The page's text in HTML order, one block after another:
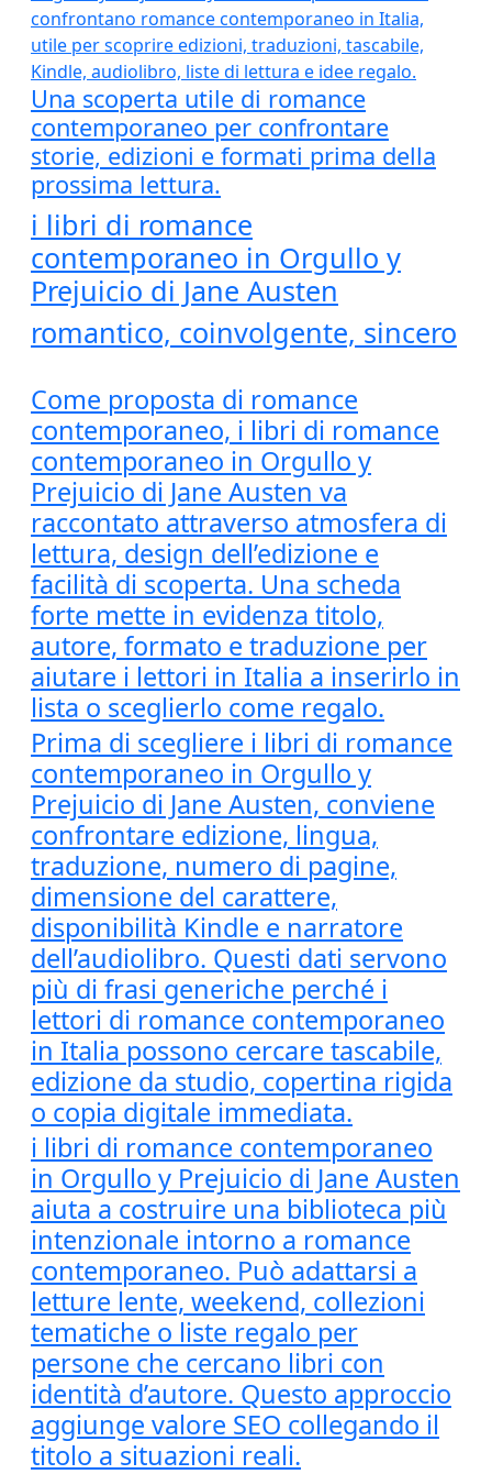
Una scoperta utile di romance
contemporaneo per confrontare
storie, edizioni e formati prima della
prossima lettura.
i libri di romance
contemporaneo in Orgullo y
Prejuicio di Jane Austen
romantico, coinvolgente, sincero
Come proposta di romance
contemporaneo, i libri di romance
contemporaneo in Orgullo y
Prejuicio di Jane Austen va
raccontato attraverso atmosfera di
lettura, design dell’edizione e
facilità di scoperta. Una scheda
forte mette in evidenza titolo,
autore, formato e traduzione per
aiutare i lettori in Italia a inserirlo in
lista o sceglierlo come regalo.
Prima di scegliere i libri di romance
contemporaneo in Orgullo y
Prejuicio di Jane Austen, conviene
confrontare edizione, lingua,
traduzione, numero di pagine,
dimensione del carattere,
disponibilità Kindle e narratore
dell’audiolibro. Questi dati servono
più di frasi generiche perché i
lettori di romance contemporaneo
in Italia possono cercare tascabile,
edizione da studio, copertina rigida
o copia digitale immediata.
i libri di romance contemporaneo
in Orgullo y Prejuicio di Jane Austen
aiuta a costruire una biblioteca più
intenzionale intorno a romance
contemporaneo. Può adattarsi a
letture lente, weekend, collezioni
tematiche o liste regalo per
persone che cercano libri con
identità d’autore. Questo approccio
aggiunge valore SEO collegando il
titolo a situazioni reali.